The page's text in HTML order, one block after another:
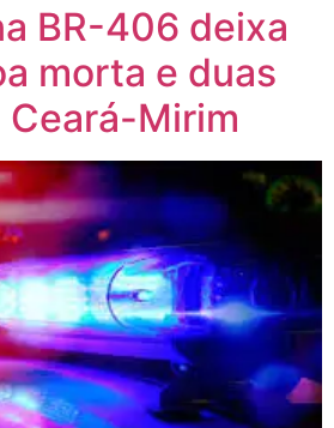
BR-406 deixa
morta e duas
Mirim